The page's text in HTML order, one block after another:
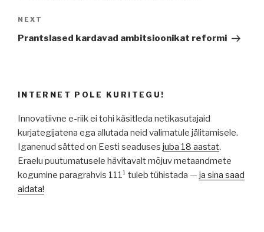
Next
Post
NEXT
Prantslased kardavad ambitsioonikat reformi
INTERNET POLE KURITEGU!
Innovatiivne e-riik ei tohi käsitleda netikasutajaid
kurjategijatena ega allutada neid valimatule jälitamisele.
Iganenud sätted on Eesti seaduses juba 18 aastat.
Eraelu puutumatusele hävitavalt mõjuv metaandmete
kogumine paragrahvis 111¹ tuleb tühistada — ja sina saad
aidata!